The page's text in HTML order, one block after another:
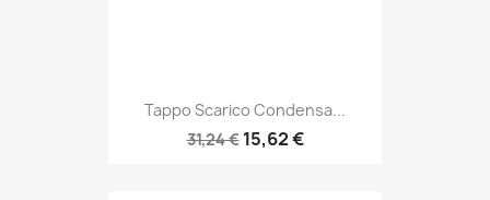
Tappo Scarico Condensa...
31,24 € 15,62 €